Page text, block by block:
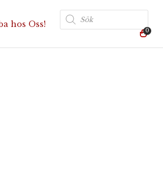
hos Oss!
Produktsökning
0